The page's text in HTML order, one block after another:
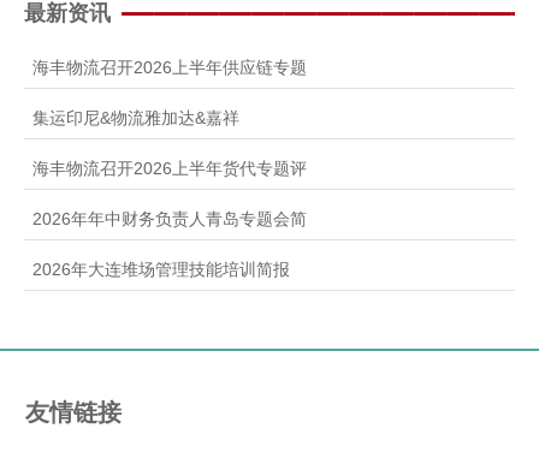
最新资讯
海丰物流召开2026上半年供应链专题
集运印尼&物流雅加达&嘉祥
海丰物流召开2026上半年货代专题评
2026年年中财务负责人青岛专题会简
2026年大连堆场管理技能培训简报
友情链接